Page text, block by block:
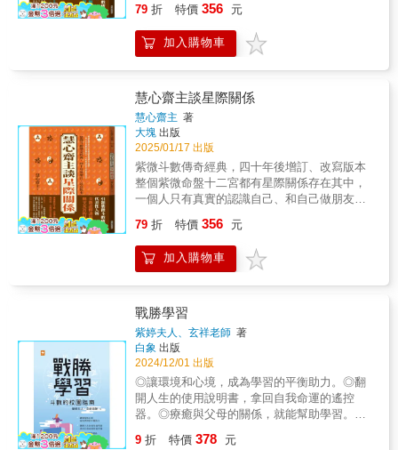
你掌握事業、財富、感情等人生關鍵領域。邱
象的命理概念，轉化為一則則有趣的小故事，
讓你不僅能學到紫微斗數的知識，還能在閱讀
中找到與自己生活息息相關的共鳴。無論你是
忙碌的職場人士、企業主管、創業家，或是尋
求人生方向的探索者，這本書都會為你提供實
用的指引，引領你走向充滿生命意義與哲理的
人生。打開這本書，讓我們一起探索命運的地
圖，找到屬於自己那顆最閃亮的星吧！
宮星曜可以詳解一生所有現象，未雨綢繆，預
做準備，創造幸福。慧心齋主──曾經和紫微斗
數畫上等號，在台、港、全球十一家華文媒體
上深厚的禪修基礎，探索新的命運主題！研究
紫微斗數的人都知道「慧心齋主」這號人物。
慧心齋主曾經同時在台灣、香港、東南亞，以
及美洲、歐洲等十一家全球華文媒體刊登專
欄。歷經四十多年潛心苦修，除了要與讀者共
享她最新的研究所得，在後疫情時代，去找她
的人越來越多，她因此決定要在混亂的年頭裡
不斷寫作紫微斗數。本書是作者四十多年鑽研
的珍貴體悟、分析星曜的正負面與內外在現
要你翻開書本找到你自己的命宮，你必為書中
文字絕倒，原來你的命宮星曜真的如作者所
言，半點不虛，人生竟有此絕學，你會想一本
又一本的讀它、學好它，因為自己學了給自己
算命最安心。
79 折 特價 356 元
加入購物車
慧心齋主談星際關係
慧心齋主 著
大塊 出版
2025/01/17 出版
紫微斗數傳奇經典，四十年後增訂、改寫版本
整個紫微命盤十二宮都有星際關係存在其中，
一個人只有真實的認識自己、和自己做朋友，
數研究的代表性人物全新詮釋諸星在命宮與交
友宮的星際關係透過紫微斗數，認識自己，種
好因，也有好的收穫，好的命運。慧心齋主──
的人提供指引。現在，她決心以自成一家的命
理研究，加上深厚的禪修基礎，探索新的命運
主題！紫微斗數是古老的中國占星術，滿天星
斗難以盡數。古有賢者窺探星空奧秘，歸納而
成紫微斗數，慧心齋主師從倥侗子習數半生，
自己也禪修不斷。紫微斗數對慧心齋主而言，
就是生命，也是生活，更是星際關係。星星在
人類世界只有夜晚才看見，紫微斗數的星星卻
是全日不休，全年活動。本書中慧心齋主罕見
79 折 特價 356 元
加入購物車
戰勝學習
紫婷夫人、玄祥老師 著
白象 出版
2024/12/01 出版
◎讓環境和心境，成為學習的平衡助力。◎翻
開人生的使用說明書，拿回自我命運的遙控
器。◎療癒與父母的關係，就能幫助學習。
自身學習經歷，勉勵家長與學習困難的孩子，
9 折 特價 378 元